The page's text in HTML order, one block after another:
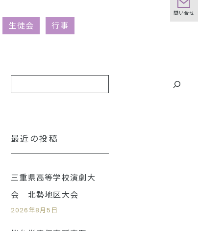
生徒会 行事
最近の投稿
三重県高等学校演劇大
会 北勢地区大会
2026年8月5日
問い合せ